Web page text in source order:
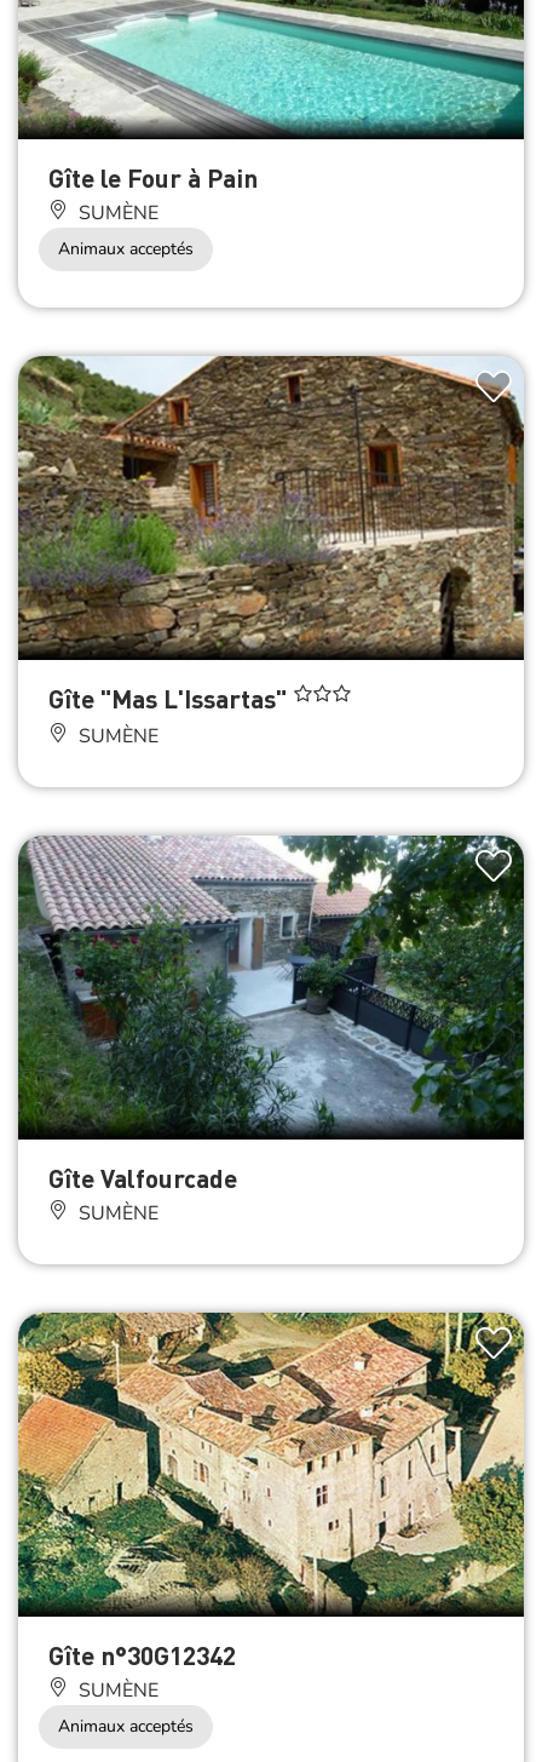
Gîte le Four à Pain
SUMÈNE
Animaux acceptés
Gîte "Mas L'Issartas"
SUMÈNE
Gîte Valfourcade
SUMÈNE
Gîte n°30G12342
SUMÈNE
Animaux acceptés